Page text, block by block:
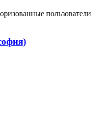
пользователи